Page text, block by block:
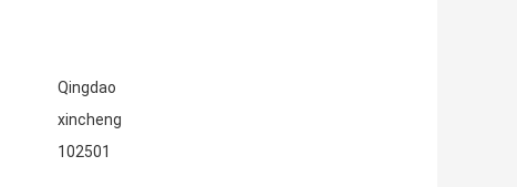
Qingdao
xincheng
102501